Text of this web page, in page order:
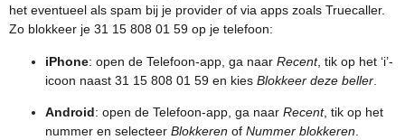
het eventueel als spam bij je provider of via apps zoals Truecaller.
Zo blokkeer je 31 15 808 01 59 op je telefoon:
iPhone: open de Telefoon-app, ga naar Recent, tik op het ‘i’-
icoon naast 31 15 808 01 59 en kies Blokkeer deze beller
Android: open de Telefoon-app, ga naar Recent, tik op het
nummer en selecteer Blokkeren of Nummer blokkeren